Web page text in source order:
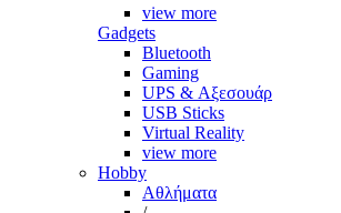
view more
Gadgets
Bluetooth
Gaming
UPS & Αξεσουάρ
USB Sticks
Virtual Reality
view more
Hobby
Αθλήματα